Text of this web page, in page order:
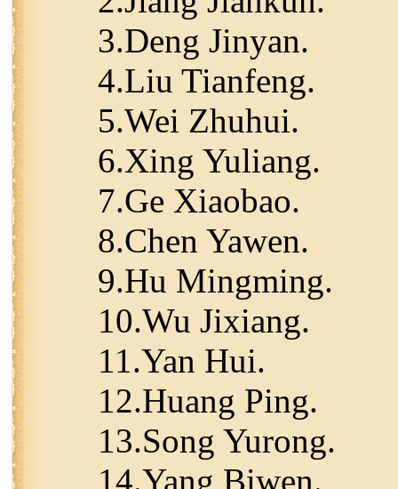
3.Deng Jinyan.
4.Liu Tianfeng.
5.Wei Zhuhui.
6.Xing Yuliang.
7.Ge Xiaobao.
8.Chen Yawen.
9.Hu Mingming.
10.Wu Jixiang.
11.Yan Hui.
12.Huang Ping.
13.Song Yurong.
14.Yang Biwen.